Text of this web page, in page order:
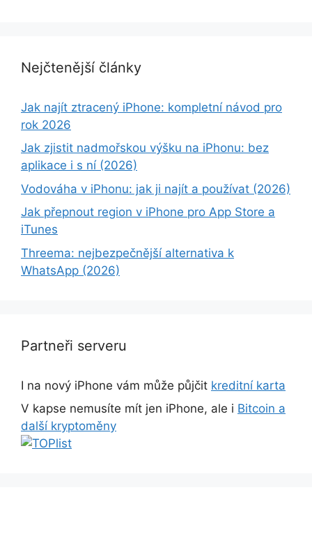
Nejčtenější články
Jak najít ztracený iPhone: kompletní návod pro
rok 2026
Jak zjistit nadmořskou výšku na iPhonu: bez
aplikace i s ní (2026)
Vodováha v iPhonu: jak ji najít a používat (2026)
Jak přepnout region v iPhone pro App Store a
iTunes
Threema: nejbezpečnější alternativa k
WhatsApp (2026)
Partneři serveru
I na nový iPhone vám může půjčit kreditní karta
V kapse nemusíte mít jen iPhone, ale i Bitcoin a
další kryptoměny